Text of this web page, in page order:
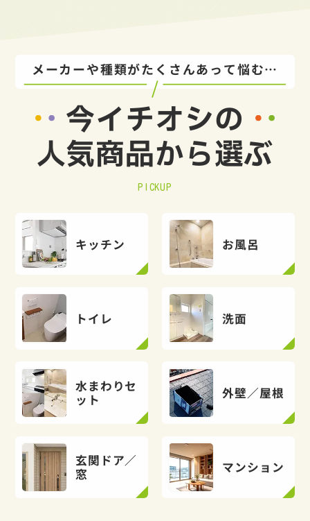
メーカーや種類がたくさんあって悩む…
今イチオシの
人気商品から選ぶ
PICKUP
キッチン お風呂
トイレ 洗面
水まわりセ
ット
外壁／屋根
玄関ドア／
窓
マンション